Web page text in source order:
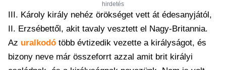
hirdetés
III. Károly király nehéz örökséget vett át édesanyjától,
II. Erzsébettől, akit tavaly vesztett el Nagy-Britannia.
Az uralkodó több évtizedik vezette a királyságot, és
bizony neve már összeforrt azzal amit brit királyi